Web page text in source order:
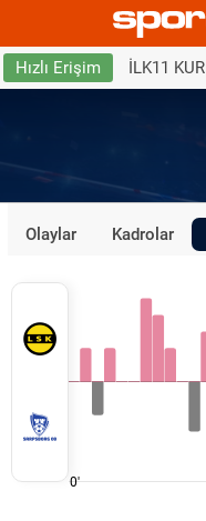
Hızlı Erişim İLK11 KUR
Olaylar Kadrolar
0'